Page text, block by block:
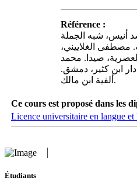
Référence :
أنيس، شبه الجملة
مصطفى الغلاييني،
صيدا. محمد
النحو العربي 1-2، دار ابن كثير، دمشق.
ألفية ابن مالك.
Ce cours est proposé dans les
Licence universitaire en langue et
Étudiants